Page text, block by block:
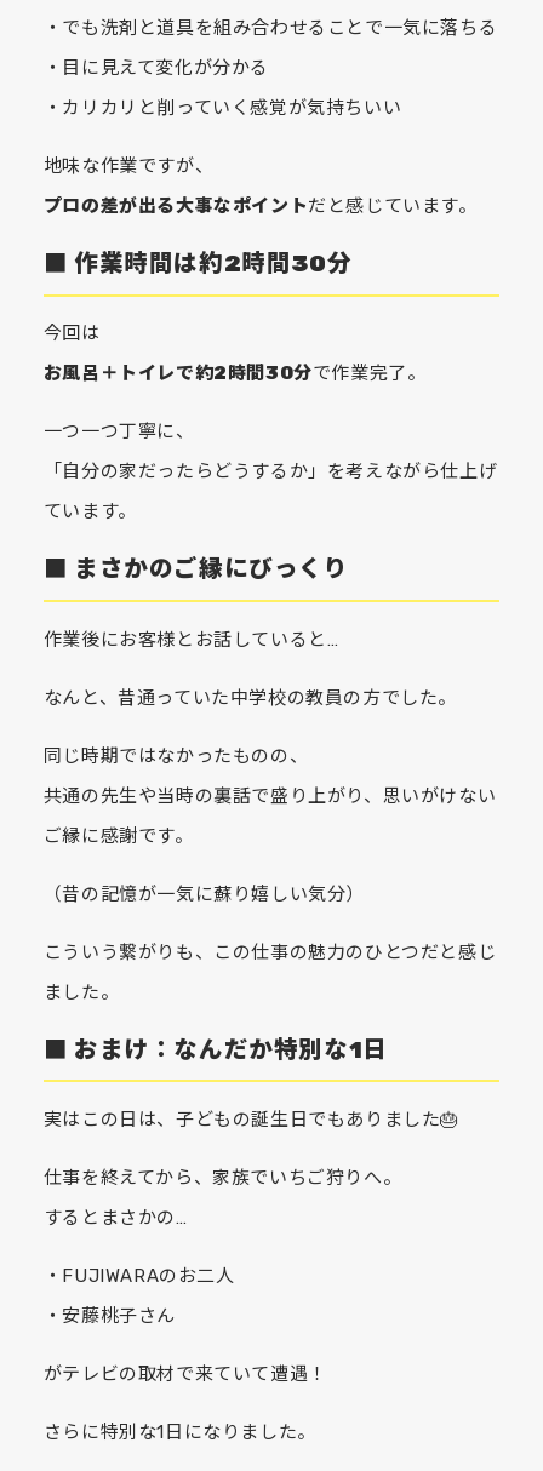
・でも洗剤と道具を組み合わせることで一気に落ちる
・目に見えて変化が分かる
・カリカリと削っていく感覚が気持ちいい
地味な作業ですが、
プロの差が出る大事なポイントだと感じています。
■ 作業時間は約2時間30分
今回は
お風呂＋トイレで約2時間30分で作業完了。
一つ一つ丁寧に、
「自分の家だったらどうするか」を考えながら仕上げ
ています。
■ まさかのご縁にびっくり
作業後にお客様とお話していると…
なんと、昔通っていた中学校の教員の方でした。
同じ時期ではなかったものの、
共通の先生や当時の裏話で盛り上がり、思いがけない
ご縁に感謝です。
（昔の記憶が一気に蘇り嬉しい気分）
こういう繋がりも、この仕事の魅力のひとつだと感じ
ました。
■ おまけ：なんだか特別な1日
実はこの日は、子どもの誕生日でもありました🎂
仕事を終えてから、家族でいちご狩りへ。
するとまさかの…
・FUJIWARAのお二人
・安藤桃子さん
がテレビの取材で来ていて遭遇！
さらに特別な1日になりました。